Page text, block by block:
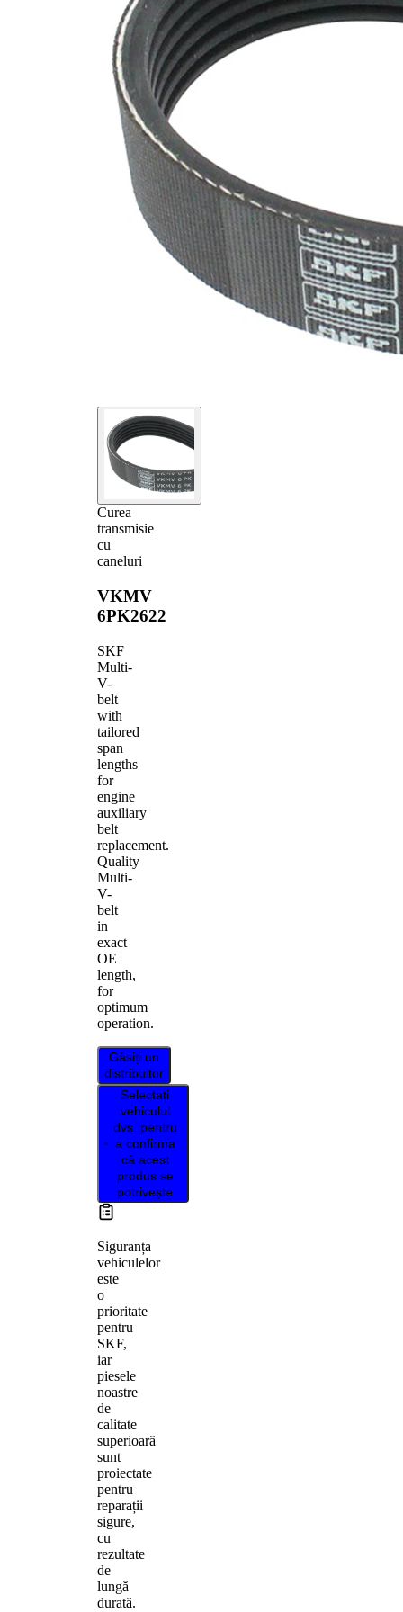
Curea
transmisie
cu
caneluri
VKMV
6PK2622
SKF
Multi-
V-
belt
with
tailored
span
lengths
for
engine
auxiliary
belt
replacement.
Quality
Multi-
V-
belt
in
exact
OE
length,
for
optimum
operation.
Găsiți un
distribuitor
Selectați
vehiculul
dvs. pentru
a confirma
că acest
produs se
potrivește
Siguranța
vehiculelor
este
o
prioritate
pentru
SKF,
iar
piesele
noastre
de
calitate
superioară
sunt
proiectate
pentru
reparații
sigure,
cu
rezultate
de
lungă
durată.
nervuri
SVHC
Nu sunt
disponibile
substante
SVHC
Material
curea
dienă
cauciuc)